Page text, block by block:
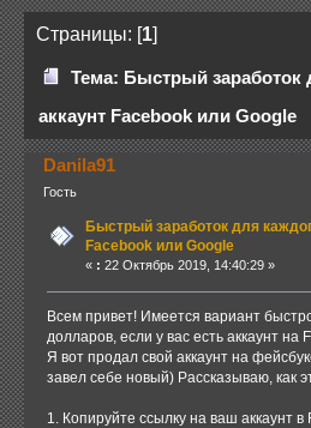
Страницы: [1]
Тема: Быстрый заработок
аккаунт Facebook или Google
Danila91
Гость
Быстрый заработок для
Facebook или Google
« : 22 Октябрь 2019, 14:40:29 »
Всем привет! Имеется вариант
долларов, если у вас есть аккаунт на
Я вот продал свой аккаунт на
завел себе новый) Рассказываю, как
1. Копируйте ссылку на ваш аккаунт в